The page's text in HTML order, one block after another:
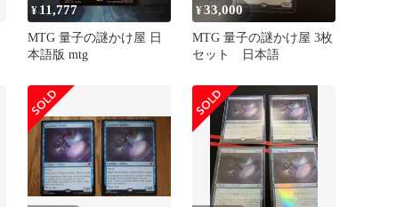
¥11,777
MTG 量子の謎かけ屋 日
本語版 mtg
¥33,000
MTG 量子の謎かけ屋 3枚
セット 日本語